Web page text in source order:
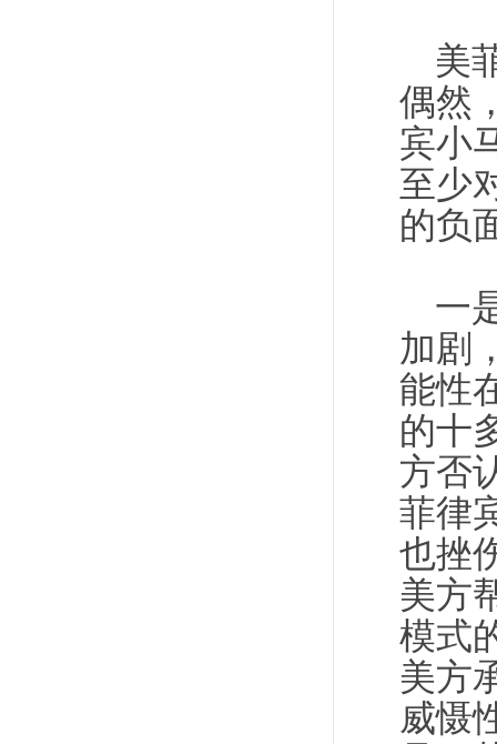
美
偶然
宾小
至少
的负
一
加剧
能性
的十
方否
菲律
也挫
美方
模式
美方
威慑